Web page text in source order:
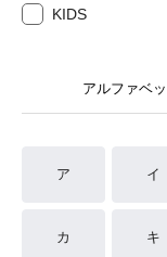
KIDS
アルファベッ
ア イ
カ キ